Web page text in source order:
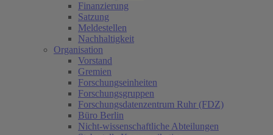
Finanzierung
Satzung
Meldestellen
Nachhaltigkeit
Organisation
Vorstand
Gremien
Forschungseinheiten
Forschungsgruppen
Forschungsdatenzentrum Ruhr (FDZ)
Büro Berlin
Nicht-wissenschaftliche Abteilungen